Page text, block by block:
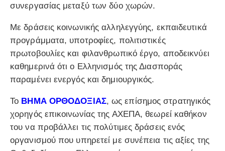
συνεργασίας μεταξύ των δύο χωρών.
Με δράσεις κοινωνικής αλληλεγγύης, εκπαιδευτικά
προγράμματα, υποτροφίες, πολιτιστικές
πρωτοβουλίες και φιλανθρωπικό έργο, αποδεικνύει
καθημερινά ότι ο Ελληνισμός της Διασποράς
παραμένει ενεργός και δημιουργικός.
Το ΒΗΜΑ ΟΡΘΟΔΟΞΙΑΣ, ως επίσημος στρατηγικός
χορηγός επικοινωνίας της ΑΧΕΠΑ, θεωρεί καθήκον
του να προβάλλει τις πολύτιμες δράσεις ενός
οργανισμού που υπηρετεί με συνέπεια τις αξίες της